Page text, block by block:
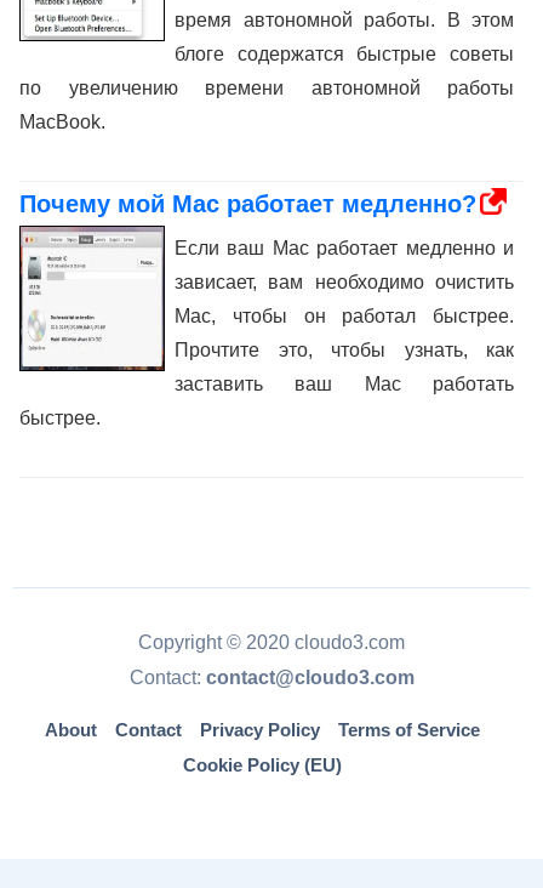
время автономной работы. В этом
блоге содержатся быстрые советы
по увеличению времени автономной работы
MacBook.
Почему мой Mac работает медленно?
Если ваш Mac работает медленно и
зависает, вам необходимо очистить
Mac, чтобы он работал быстрее.
Прочтите это, чтобы узнать, как
заставить ваш Mac работать
быстрее.
Copyright © 2020 cloudo3.com
Contact: contact@cloudo3.com
About Contact Privacy Policy
Terms of Service
Cookie Policy (EU)